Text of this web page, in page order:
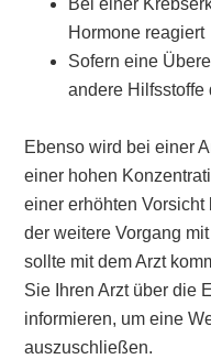
Bei einer
Hormone reagiert
Sofern eine
andere Hilfsstoffe
Ebenso wird bei einer
einer hohen
einer erhöhten
der weitere Vorgang
sollte mit dem Arzt
Sie Ihren Arzt über die
informieren, um eine
auszuschließen.